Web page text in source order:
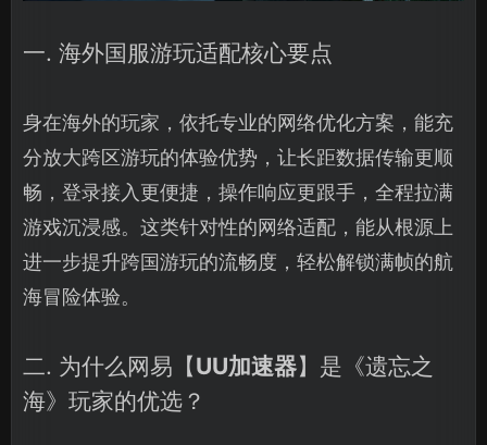
一. 海外国服游玩适配核心要点
身在海外的玩家，依托专业的网络优化方案，能充
分放大跨区游玩的体验优势，让长距数据传输更顺
畅，登录接入更便捷，操作响应更跟手，全程拉满
游戏沉浸感。这类针对性的网络适配，能从根源上
进一步提升跨国游玩的流畅度，轻松解锁满帧的航
海冒险体验。
二. 为什么网易【UU加速器】是《遗忘之
海》玩家的优选？